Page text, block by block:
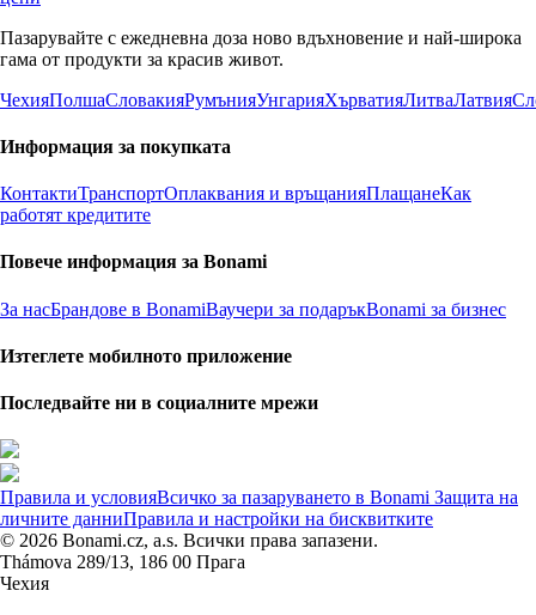
Пазарувайте с ежедневна доза ново вдъхновение и най-широка
гама от продукти за красив живот.
ЧехияПолшаСловакияРумънияУнгарияХърватияЛитваЛатвия
Информация за покупката
КонтактиТранспортОплаквания и връщанияПлащанеКак
работят кредитите
Повече информация за Bonami
За насБрандове в BonamiВаучери за подаръкBonami за бизнес
Изтеглете мобилното приложение
Последвайте ни в социалните мрежи
Правила и условияВсичко за пазаруването в Bonami Защита на
личните данниПравила и настройки на бисквитките
© 2026 Bonami.cz, a.s. Всички права запазени.
Thámova 289/13, 186 00 Прага
Чехия